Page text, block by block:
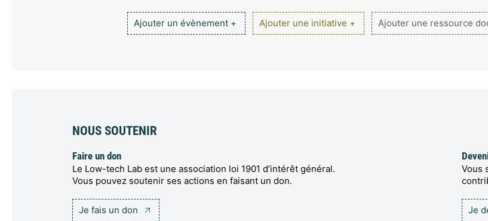
Ajouter un évènement + Ajouter une initiative + Ajouter une ressource
NOUS SOUTENIR
Faire un don
Le Low-tech Lab est une association loi 1901 d’intérêt général.
Vous pouvez soutenir ses actions en faisant un don.
Je fais un don
Vous
Je